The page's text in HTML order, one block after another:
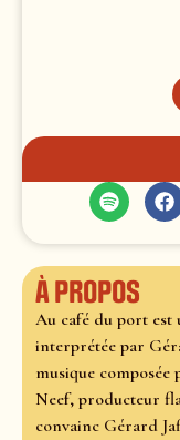
À propos
Au café du port est
interprétée par
musique composée
Neef, producteur
convainc Gérard